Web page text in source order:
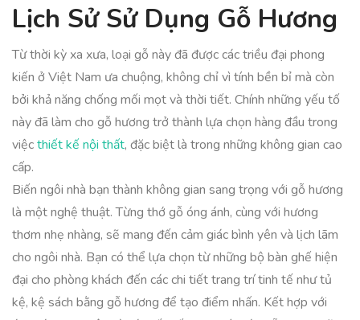
Lịch Sử Sử Dụng Gỗ Hương
Từ thời kỳ xa xưa, loại gỗ này đã được các triều đại phong
kiến ở Việt Nam ưa chuộng, không chỉ vì tính bền bỉ mà còn
bởi khả năng chống mối mọt và thời tiết. Chính những yếu tố
này đã làm cho gỗ hương trở thành lựa chọn hàng đầu trong
việcthiết kế nội thất, đặc biệt là trong những không gian cao
cấp.
Biến ngôi nhà bạn thành không gian sang trọng với gỗ hương
là một nghệ thuật. Từng thớ gỗ óng ánh, cùng với hương
thơm nhẹ nhàng, sẽ mang đến cảm giác bình yên và lịch lãm
cho ngôi nhà. Bạn có thể lựa chọn từ những bộ bàn ghế hiện
đại cho phòng khách đến các chi tiết trang trí tinh tế như tủ
kệ, kệ sách bằng gỗ hương để tạo điểm nhấn. Kết hợp với